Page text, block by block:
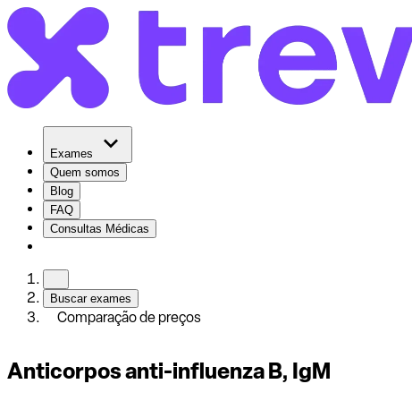
Exames
Quem somos
Blog
FAQ
Consultas Médicas
Buscar exames
Comparação de preços
Anticorpos anti-influenza B, IgM